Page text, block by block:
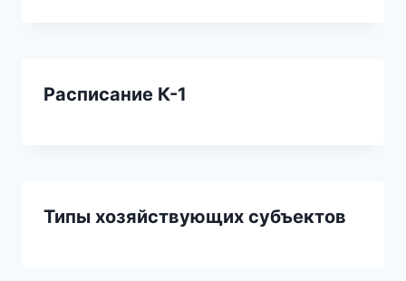
Расписание К-1
Типы хозяйствующих субъектов